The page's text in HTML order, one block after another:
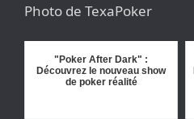
Photo de TexaPoker
"Poker After Dark" :
Découvrez le nouveau show
de poker réalité